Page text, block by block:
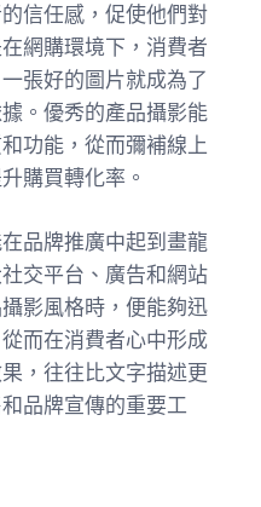
信任感，促使他們對
網購環境下，消費者
張好的圖片就成為了
。優秀的產品攝影能
功能，從而彌補線上
購買轉化率。
品牌推廣中起到畫龍
交平台、廣告和網站
影風格時，便能夠迅
而在消費者心中形成
，往往比文字描述更
品牌宣傳的重要工